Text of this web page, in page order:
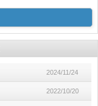
2024/11/24
2022/10/20